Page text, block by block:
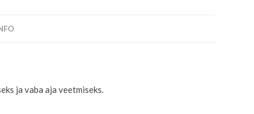
ja vaba aja veetmiseks.